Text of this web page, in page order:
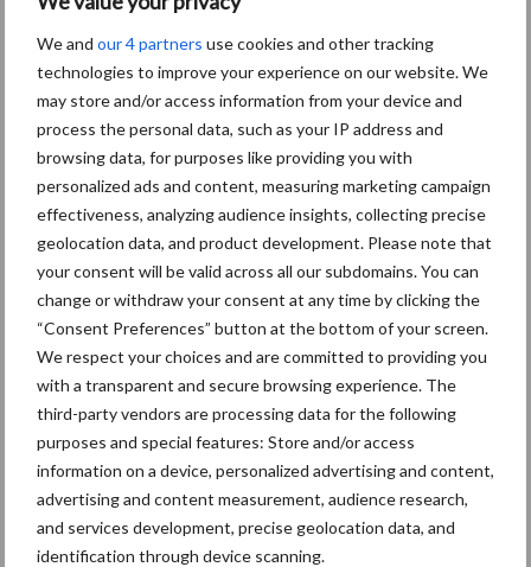
We and our 4 partners use cookies and other tracking
technologies to improve your experience on our website. We
may store and/or access information from your device and
process the personal data, such as your IP address and
browsing data, for purposes like providing you with
personalized ads and content, measuring marketing campaign
effectiveness, analyzing audience insights, collecting precise
geolocation data, and product development. Please note that
your consent will be valid across all our subdomains. You can
change or withdraw your consent at any time by clicking the
“Consent Preferences” button at the bottom of your screen.
We respect your choices and are committed to providing you
with a transparent and secure browsing experience. The
third-party vendors are processing data for the following
purposes and special features: Store and/or access
information on a device, personalized advertising and content,
advertising and content measurement, audience research,
and services development, precise geolocation data, and
identification through device scanning.
gesneden om hun totale opbrengst direct aan retailers verkopen.
Deze partijen profiteren van de groeiende behoefte aan lokaal
geproduceerd voedsel. Door het relatief lage aandeel van
boerderijen die direct verkopen valt op te maken, dat nog maar
er kansen zijn voor andere vormen van directe of bijna directe
verkoop. Bijvoorbeeld via nieuwe korte ketens. In deze publicatie
geven we enkele voorbeelden van korte ketens, die niet als
directe verkoop bestempeld worden, maar wel degelijk dezelfde
voordelen hebben: margeherstel, prijskracht en
consumentendata.
Bron: ABN-AMRO
Aanbevolen voor jou!